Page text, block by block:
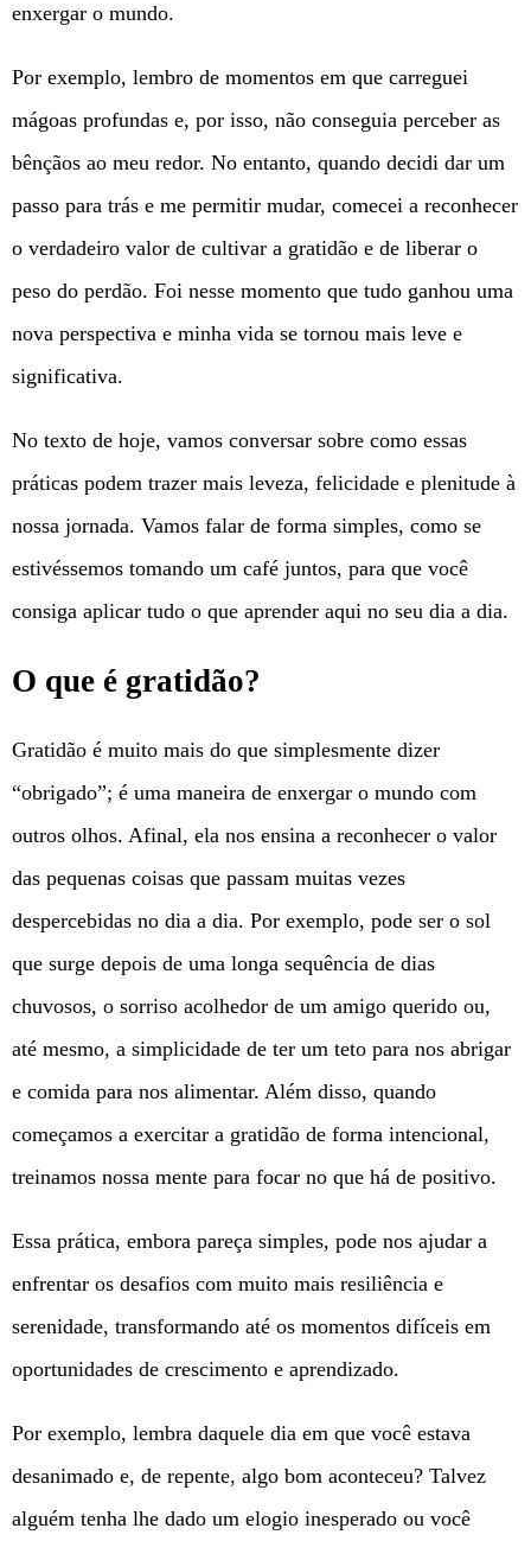
enxergar o mundo.
Por exemplo, lembro de momentos em que carreguei
mágoas profundas e, por isso, não conseguia perceber as
bênçãos ao meu redor. No entanto, quando decidi dar um
passo para trás e me permitir mudar, comecei a reconhecer
o verdadeiro valor de cultivar a gratidão e de liberar o
peso do perdão. Foi nesse momento que tudo ganhou uma
nova perspectiva e minha vida se tornou mais leve e
significativa.
No texto de hoje, vamos conversar sobre como essas
práticas podem trazer mais leveza, felicidade e plenitude à
nossa jornada. Vamos falar de forma simples, como se
estivéssemos tomando um café juntos, para que você
consiga aplicar tudo o que aprender aqui no seu dia a dia.
O que é gratidão?
Gratidão é muito mais do que simplesmente dizer
“obrigado”; é uma maneira de enxergar o mundo com
outros olhos. Afinal, ela nos ensina a reconhecer o valor
das pequenas coisas que passam muitas vezes
despercebidas no dia a dia. Por exemplo, pode ser o sol
que surge depois de uma longa sequência de dias
chuvosos, o sorriso acolhedor de um amigo querido ou,
até mesmo, a simplicidade de ter um teto para nos abrigar
e comida para nos alimentar. Além disso, quando
começamos a exercitar a gratidão de forma intencional,
treinamos nossa mente para focar no que há de positivo.
Essa prática, embora pareça simples, pode nos ajudar a
enfrentar os desafios com muito mais resiliência e
serenidade, transformando até os momentos difíceis em
oportunidades de crescimento e aprendizado.
Por exemplo, lembra daquele dia em que você estava
desanimado e, de repente, algo bom aconteceu? Talvez
alguém tenha lhe dado um elogio inesperado ou você